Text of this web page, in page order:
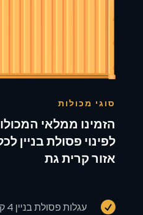
סוגי מכולות
הזמינו ממלאי
לפינוי פסולת בניין
אזור קרית גת
 עגלות פסולת בניין 4 קוב